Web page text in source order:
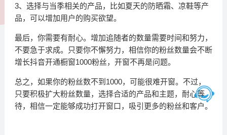
3、选择与当季相关的产品，比如夏天的防晒霜、凉鞋等产
品，可以增加用户的购买欲望。
最后，你需要有耐心。增加追随者的数量需要时间和努力，
不要急于求成。只要你不懈努力，相信你的粉丝数量会不断
增长抖音开通橱窗1000粉丝，开窗不再是问题。
总之，如果你的粉丝数不到1000，可能很难开窗。不过，
只要积极扩大粉丝数量，选择合适的产品和主题，耐心等
待，相信一定能够成功打开窗口，吸引更多的粉丝和客户。